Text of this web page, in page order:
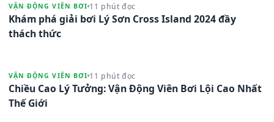
VẬN ĐỘNG VIÊN BƠI 11 phút đọc
Khám phá giải bơi Lý Sơn Cross Island 2024 đầy
thách thức
VẬN ĐỘNG VIÊN BƠI 11 phút đọc
Chiều Cao Lý Tưởng: Vận Động Viên Bơi Lội Cao Nhất
Thế Giới